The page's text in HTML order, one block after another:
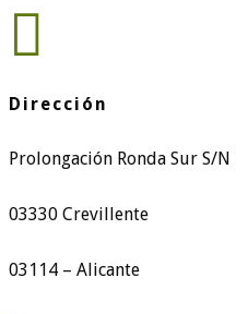

Dirección
Prolongación Ronda Sur S/N
03330 Crevillente
03114 – Alicante